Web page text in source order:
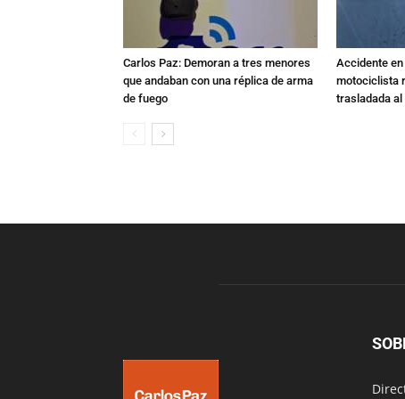
Carlos Paz: Demoran a tres menores
que andaban con una réplica de arma
de fuego
Accidente
motociclista
trasladada al